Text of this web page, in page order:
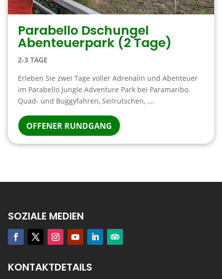
Parabello Dschungel
Abenteuerpark (2 Tage)
2-3 TAGE
Erleben Sie zwei Tage voller Adrenalin und Abenteuer
im Parabello Jungle Adventure Park bei Paramaribo.
Quad- und Buggyfahren, Seilrutschen, ….
OFFENER RUNDGANG
SOZIALE MEDIEN
KONTAKTDETAILS